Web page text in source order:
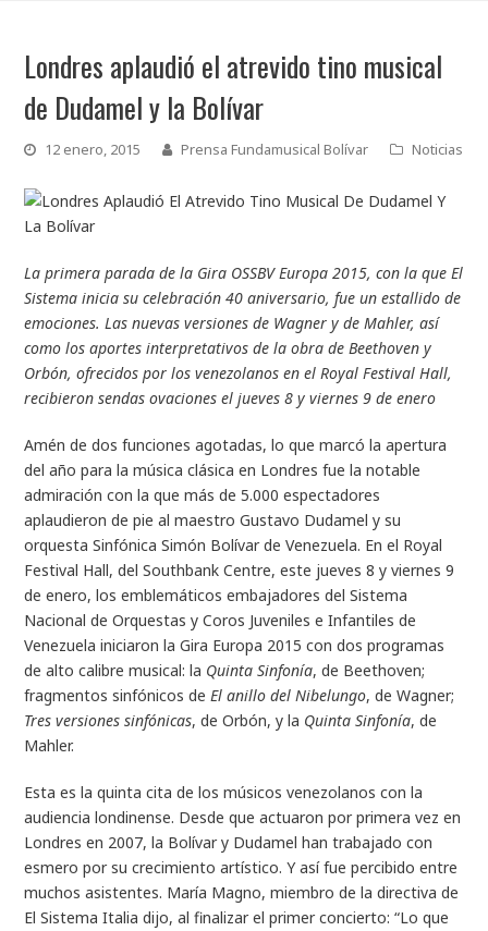
Londres aplaudió el atrevido tino musical
de Dudamel y la Bolívar
12 enero, 2015 Prensa Fundamusical Bolívar Noticias
La primera parada de la Gira OSSBV Europa 2015, con la que El
Sistema inicia su celebración 40 aniversario, fue un estallido de
emociones. Las nuevas versiones de Wagner y de Mahler, así
como los aportes interpretativos de la obra de Beethoven y
Orbón, ofrecidos por los venezolanos en el Royal Festival Hall,
recibieron sendas ovaciones el jueves 8 y viernes 9 de enero
Amén de dos funciones agotadas, lo que marcó la apertura
del año para la música clásica en Londres fue la notable
admiración con la que más de 5.000 espectadores
aplaudieron de pie al maestro Gustavo Dudamel y su
orquesta Sinfónica Simón Bolívar de Venezuela. En el Royal
Festival Hall, del Southbank Centre, este jueves 8 y viernes 9
de enero, los emblemáticos embajadores del Sistema
Nacional de Orquestas y Coros Juveniles e Infantiles de
Venezuela iniciaron la Gira Europa 2015 con dos programas
de alto calibre musical: la Quinta Sinfonía, de Beethoven;
fragmentos sinfónicos deEl anillo del Nibelungo, de Wagner;
Tres versiones sinfónicas, de Orbón, y la Quinta Sinfonía, de
Mahler.
Esta es la quinta cita de los músicos venezolanos con la
audiencia londinense. Desde que actuaron por primera vez en
Londres en 2007, la Bolívar y Dudamel han trabajado con
esmero por su crecimiento artístico. Y así fue percibido entre
muchos asistentes. María Magno, miembro de la directiva de
El Sistema Italia dijo, al finalizar el primer concierto: “Lo que